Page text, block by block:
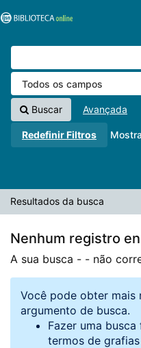
VuFind
Buscar Avançada
Redefinir Filtros
Resultados da busca
Nenhum registro
A sua busca - - não
Você pode obter mais
argumento de busca.
Fazer uma
termos de